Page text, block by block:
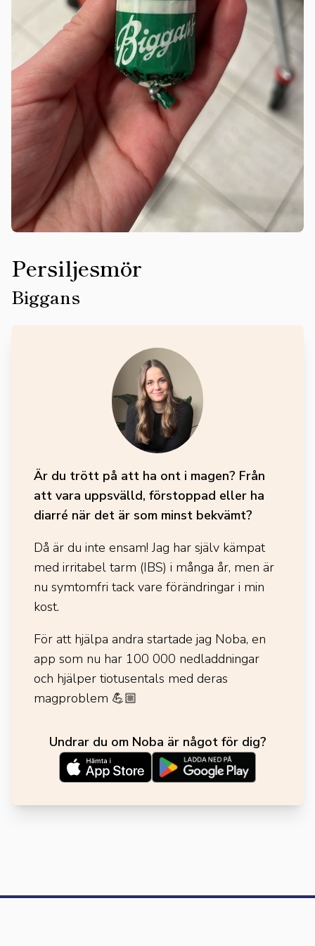
Persiljesmör
Biggans
Är du trött på att ha ont i magen? Från
att vara uppsvälld, förstoppad eller ha
diarré när det är som minst bekvämt?
Då är du inte ensam! Jag har själv kämpat
med irritabel tarm (IBS) i många år, men är
nu symtomfri tack vare förändringar i min
kost.
För att hjälpa andra startade jag Noba, en
app som nu har 100 000 nedladdningar
och hjälper tiotusentals med deras
magproblem 💪🏼
Undrar du om Noba är något för dig?